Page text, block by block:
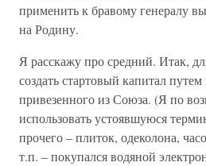
применить к бравому генералу
на Родину.
Я расскажу про средний. Итак,
создать стартовый капитал
привезенного из Союза. (Я по
использовать устоявшуюся
прочего – плиток, одеколона,
т.п. – покупался водяной